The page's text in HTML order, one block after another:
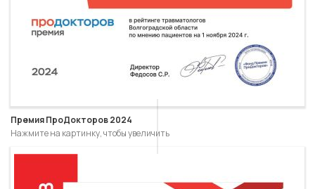
Премия ПроДокторов 2024
Нажмите на картинку, чтобы увеличить